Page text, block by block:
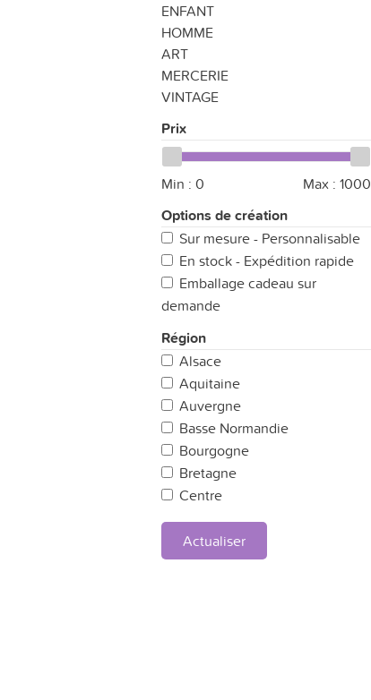
ENFANT
HOMME
ART
MERCERIE
VINTAGE
Prix
Min : 0 Max : 1000
Options de création
Sur mesure - Personnalisable
En stock - Expédition rapide
Emballage cadeau sur
demande
Région
Alsace
Aquitaine
Auvergne
Basse Normandie
Bourgogne
Bretagne
Centre
Champagne Ardennes
Corse
Franche Comté
Actualiser